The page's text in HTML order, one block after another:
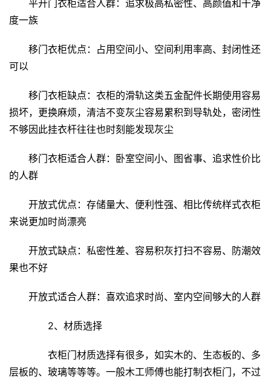
首
入
室
门
平开门衣柜适合人群：追求极高私密性、高颜值和干净
度一族
移门衣柜优点：占用空间小、空间利用率高、封闭性还
可以
移门衣柜缺点：衣柜的滑轨这类五金配件长期使用容易
损坏，更换麻烦，清洁不变灰尘容易累积到导轨处，密闭性
不够因此挂衣杆往往也时刻能发现灰尘
移门衣柜适合人群：卧室空间小、图省事、追求性价比
的人群
开放式优点：存储量大、便利性强、相比传统样式衣柜
来说更加时尚漂亮
开放式缺点：私密性差、容易积灰打扫不容易、防潮效
果也不好
开放式适合人群：喜欢追求时尚、室内空间够大的人群
2、材质选择
衣柜门材质选择有很多，如实木的、生态板的、多
层板的、玻璃等等等。一般木工师傅也能打制衣柜门，不过